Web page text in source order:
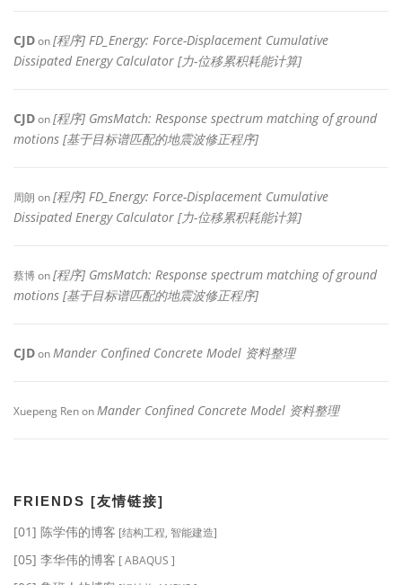
CJDon[程序] FD_Energy: Force-Displacement Cumulative
Dissipated Energy Calculator [力-位移累积耗能计算]
CJDon[程序] GmsMatch: Response spectrum matching of ground
motions [基于目标谱匹配的地震波修正程序]
周朗 on[程序] FD_Energy: Force-Displacement Cumulative
Dissipated Energy Calculator [力-位移累积耗能计算]
蔡博on[程序] GmsMatch: Response spectrum matching of ground
motions [基于目标谱匹配的地震波修正程序]
CJDonMander Confined Concrete Model 资料整理
Xuepeng RenonMander Confined Concrete Model 资料整理
FRIENDS [友情链接]
[01] 陈学伟的博客 [结构工程, 智能建造]
[05] 李华伟的博客 [ ABAQUS ]